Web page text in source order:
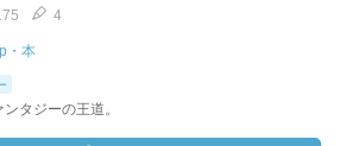
4
・本
タジーの王道。